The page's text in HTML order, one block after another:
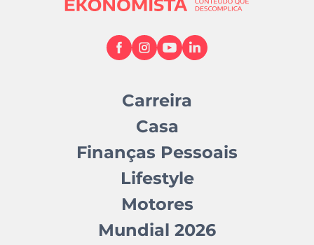
Carreira
Casa
Finanças Pessoais
Lifestyle
Motores
Mundial 2026